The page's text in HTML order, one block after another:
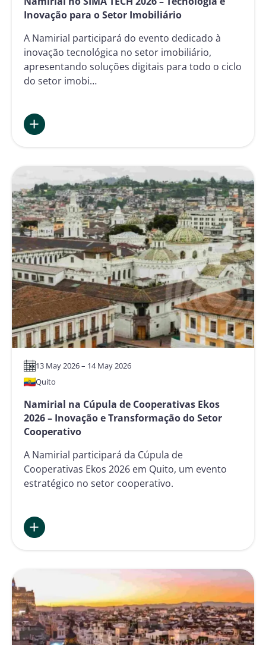
Inovação para o Setor Imobiliário
A Namirial participará do evento dedicado à
inovação tecnológica no setor imobiliário,
apresentando soluções digitais para todo o ciclo
do setor imobi…
Namirial
TECH
2026
–
Tecnologia
e
Inovação
para
o
Setor
Imobiliário
13 May 2026 – 14 May 2026
Quito
Namirial na Cúpula de Cooperativas Ekos
2026 – Inovação e Transformação do Setor
Cooperativo
A Namirial participará da Cúpula de
Cooperativas Ekos 2026 em Quito, um evento
estratégico no setor cooperativo.
Namirial
de
Cooperativas
Ekos
2026
–